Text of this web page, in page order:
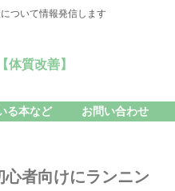
ついて情報発信します
体質改善】
る本など お問い合わせ
者向けにランニン